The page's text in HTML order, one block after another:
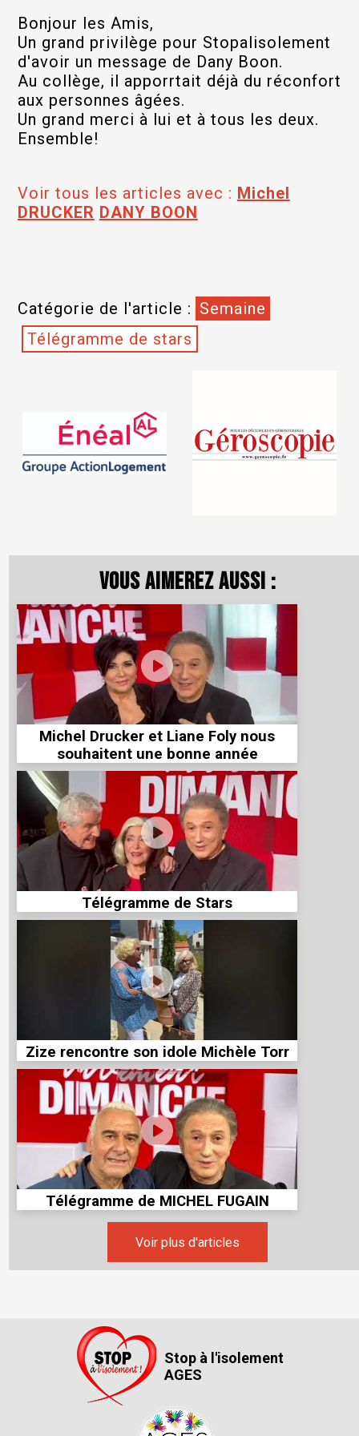
Bonjour les Amis,
Un grand privilège pour Stopalisolement
d'avoir un message de Dany Boon.
Au collège, il apporrtait déjà du réconfort
aux personnes âgées.
Un grand merci à lui et à tous les deux.
Ensemble!
Voir tous les articles avec : Michel
DRUCKER DANY BOON
Catégorie de l'article : Semaine
Télégramme de stars
Vous aimerez aussi :
Michel Drucker et Liane Foly nous
souhaitent une bonne année
Télégramme de Stars
Zize rencontre son idole Michèle Torr
Télégramme de MICHEL FUGAIN
Voir plus d'articles
Stop à l'isolement
AGES